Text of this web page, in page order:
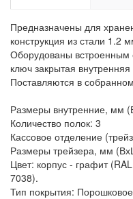
Предназначены для
конструкция из стали 1.2
Оборудованы
ключ закрытая
Поставляются в
Размеры внутренние, мм
Количество полок: 3
Кассовое отделение
Размеры трейзера, мм
Цвет: корпус - графит
7038).
Тип покрытия: